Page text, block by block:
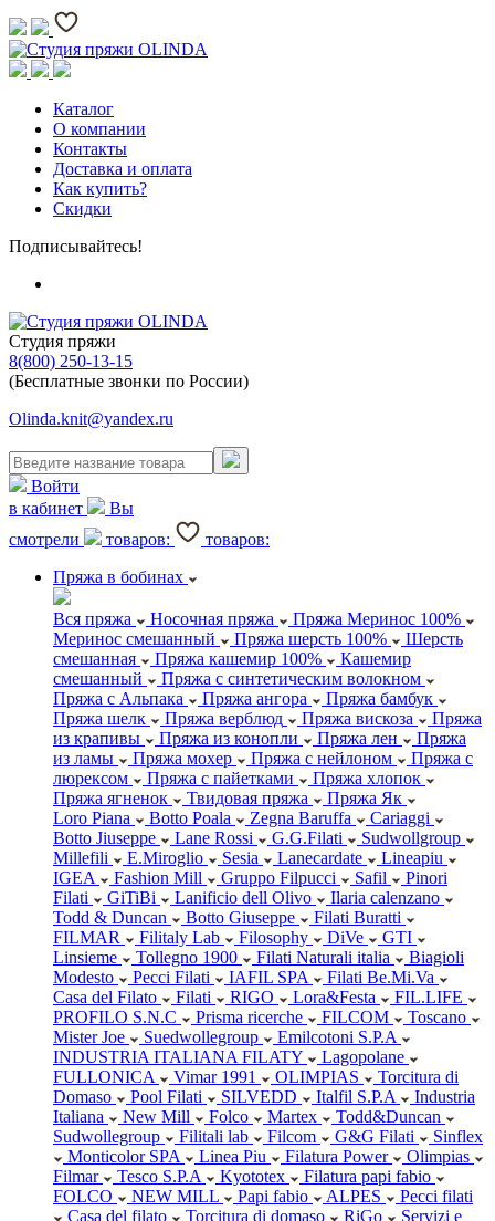
Каталог
О компании
Контакты
Доставка и оплата
Как купить?
Скидки
Подписывайтесь!
Студия пряжи
8(800) 250-13-15
(Бесплатные звонки по России)
Olinda.knit@yandex.ru
Войти
в кабинет
Вы
смотрели
товаров:
товаров:
Пряжа в бобинах
Вся пряжа Носочная пряжа
Пряжа Меринос 100%
Меринос смешанный
Пряжа шерсть 100%
Шерсть
смешанная
Пряжа кашемир 100%
Кашемир
смешанный
Пряжа с синтетическим волокном
Пряжа с Альпака
Пряжа ангора
Пряжа бамбук
Пряжа шелк
Пряжа верблюд Пряжа вискоза
Пряжа
из крапивы
Пряжа из конопли Пряжа лен
Пряжа
из ламы
Пряжа мохер Пряжа с нейлоном
Пряжа с
люрексом
Пряжа с пайетками
Пряжа хлопок
Пряжа ягненок
Твидовая пряжа
Пряжа Як
Loro Piana
Botto Poala Zegna Baruffa
Cariaggi
Botto Jiuseppe
Lane Rossi G.G.Filati
Sudwollgroup
Millefili
E.Miroglio Sesia Lanecardate
Lineapiu
IGEA
Fashion Mill Gruppo Filpucci Safil
Pinori
Filati
GiTiBi Lanificio dell Olivo
Ilaria calenzano
Todd & Duncan
Botto Giuseppe
Filati Buratti
FILMAR
Filitaly Lab Filosophy DiVe
GTI
Linsieme
Tollegno 1900 Filati Naturali italia
Biagioli
Modesto
Pecci Filati IAFIL SPA
Filati Be.Mi.Va
Casa del Filato
Filati RIGO Lora&Festa
FIL.LIFE
PROFILO S.N.C
Prisma ricerche FILCOM
Toscano
Mister Joe
Suedwollegroup
Emilcotoni S.P.A
INDUSTRIA ITALIANA FILATY
Lagopolane
FULLONICA
Vimar 1991 OLIMPIAS
Torcitura di
Domaso
Pool Filati SILVEDD Italfil S.P.A
Industria
Italiana
New Mill Folco Martex
Todd&Duncan
Sudwollegroup
Filitali lab Filcom G&G Filati
Sinflex
Monticolor SPA
Linea Piu Filatura Power
Olimpias
Filmar
Tesco S.P.A Kyototex
Filatura papi fabio
FOLCO
NEW MILL Papi fabio ALPES
Pecci filati
Casa del filato
Torcitura di domaso RiGo
Servizi e